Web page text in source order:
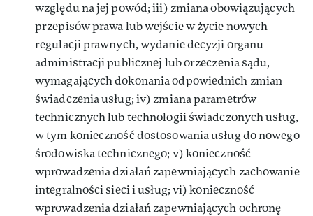
względu na jej powód; iii) zmiana obowiązujących
przepisów prawa lub wejście w życie nowych
regulacji prawnych, wydanie decyzji organu
administracji publicznej lub orzeczenia sądu,
wymagających dokonania odpowiednich zmian
świadczenia usług; iv) zmiana parametrów
technicznych lub technologii świadczonych usług,
w tym konieczność dostosowania usług do nowego
środowiska technicznego; v) konieczność
wprowadzenia działań zapewniających zachowanie
integralności sieci i usług; vi) konieczność
wprowadzenia działań zapewniających ochronę